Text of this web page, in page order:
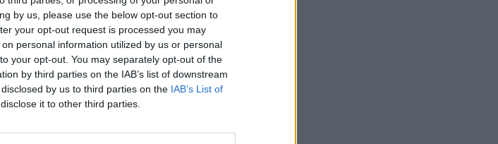
by us, please use the below opt-out section to
your opt-out request is processed you may
personal information utilized by us or personal
your opt-out. You may separately opt-out of the
by third parties on the IAB’s list of downstream
by us to third parties on the IAB’s List of
it to other third parties.